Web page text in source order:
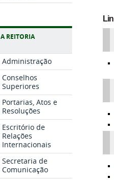
A REITORIA
Administração
Conselhos
Superiores
Portarias, Atos e
Resoluções
Escritório de
Relações
Internacionais
Secretaria de
Comunicação